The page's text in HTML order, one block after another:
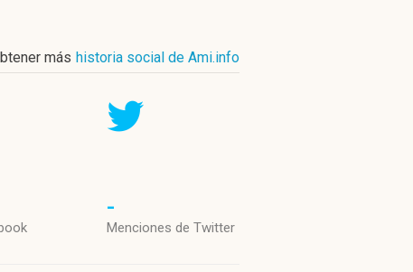
más historia social de Ami.info
-
Menciones de Twitter